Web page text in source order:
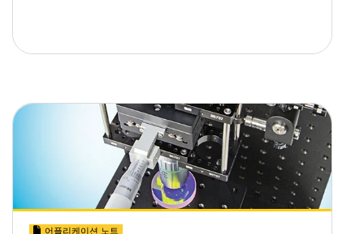
어플리케이션 노트